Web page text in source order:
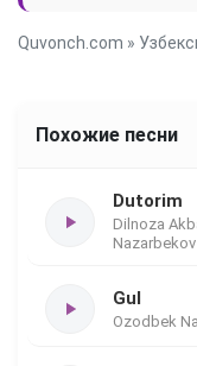
Quvonch.com »
Похожие песни
Dutorim
Dilnoza
Nazarbekov
Gul
Ozodbek